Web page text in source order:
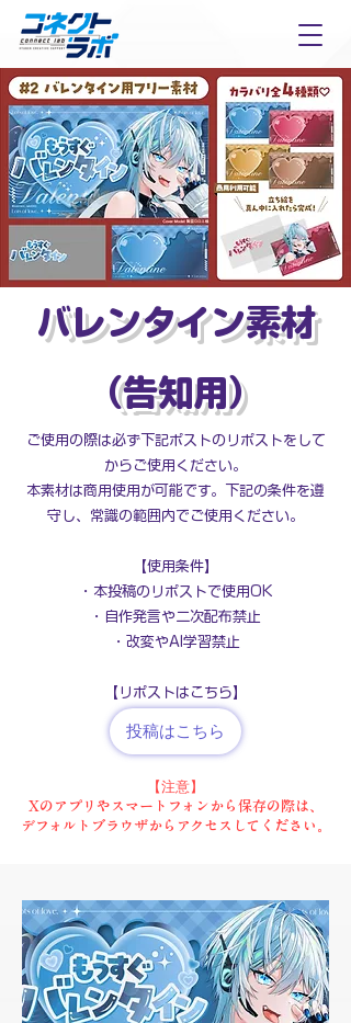
バレンタイン素材
（告知用）
ご使用の際は必ず下記ポストのリポストをして
からご使用ください。
本素材は商用使用が可能です。下記の条件を遵
守し、常識の範囲内でご使用ください。
【使用条件】
・本投稿のリポストで使用OK
・自作発言や二次配布禁止
・改変やAI学習禁止
​【リポストはこちら】
投稿はこちら
【注意】
Xのアプリやスマートフォンから保存の際は、
デフォルトブラウザから アクセスしてください。